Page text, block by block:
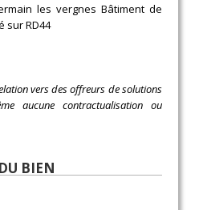
les vergnes Bâtiment de
sur RD44
vers des offreurs de solutions
aucune contractualisation ou
BIEN